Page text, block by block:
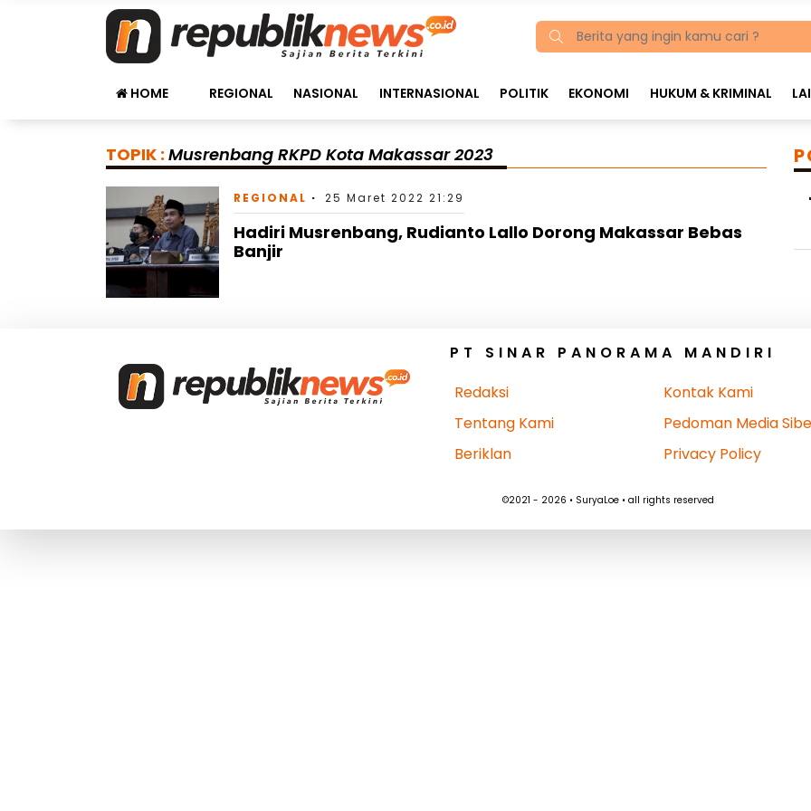
HOME REGIONAL NASIONAL INTERNASIONAL POLITIK EKONOMI HUKUM & KRIMINAL
TOPIK : Musrenbang RKPD Kota Makassar 2023
REGIONAL 25 Maret 2022 21:29
Hadiri Musrenbang, Rudianto Lallo Dorong Makassar Bebas
Banjir
PT SINAR PANORAMA MANDIRI
Redaksi
Tentang Kami
Beriklan
Kontak Kami
Pedoman Media
Privacy Policy
©2021 - 2026 • SuryaLoe • all rights reserved